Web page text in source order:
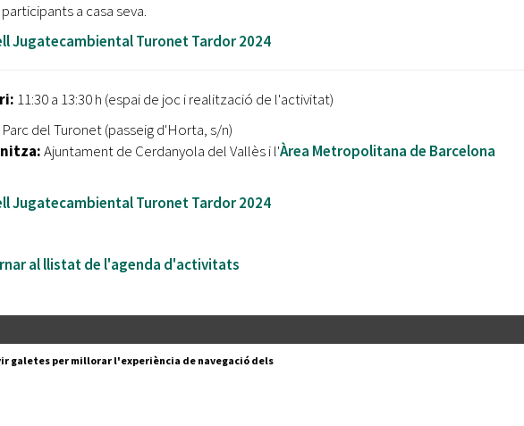
participants a casa seva.
Jugatecambiental Turonet Tardor 2024
11:30 a 13:30 h (espai de joc i realització de l'activitat)
Parc del Turonet (passeig d'Horta, s/n)
Ajuntament de Cerdanyola del Vallès i l'Àrea Metropolitana de Barcelona
Jugatecambiental Turonet Tardor 2024
al llistat de l'agenda d'activitats
Layret, s/n
Segueix-nos a:
galetes per millorar l'experiència de navegació dels